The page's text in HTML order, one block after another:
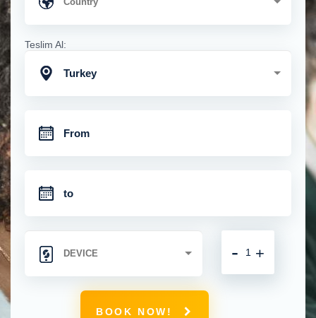
Teslim Al:
Turkey
+
-
BOOK NOW!